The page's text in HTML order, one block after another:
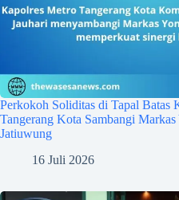
Perkokoh Soliditas di Tapal Batas
Tangerang Kota Sambangi
Jatiuwung
16 Juli 2026